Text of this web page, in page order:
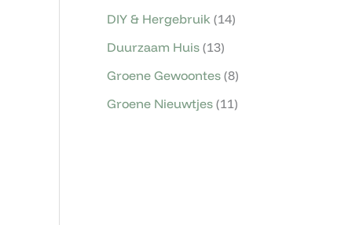
DIY & Hergebruik (14)
Duurzaam Huis (13)
Groene Gewoontes (8)
Groene Nieuwtjes (11)